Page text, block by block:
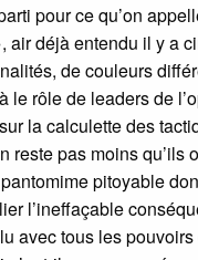
pour ce qu’on
air déjà entendu il y a
de couleurs
le rôle de leaders de
la calculette des
reste pas moins qu’ils
pitoyable
l’ineffaçable
avec tous les